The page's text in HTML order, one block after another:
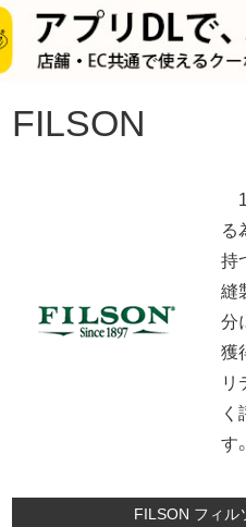
FILSON
る
持
縫
分
獲
リ
く
す。
FILSON フィル